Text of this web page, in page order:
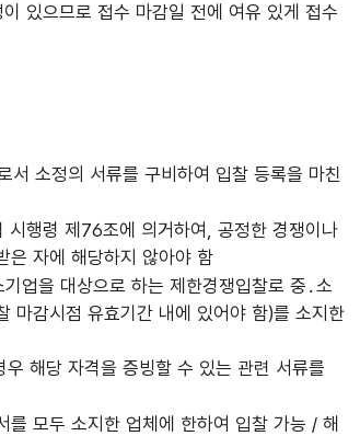
있으므로 접수 마감일 전에 여유 있게 접수
서 소정의 서류를 구비하여 입찰 등록을 마친
시행령 제76조에 의거하여, 공정한 경쟁이나
은 자에 해당하지 않아야 함
기업을 대상으로 하는 제한경쟁입찰로 중․소
마감시점 유효기간 내에 있어야 함)를 소지한
해당 자격을 증빙할 수 있는 관련 서류를
모두 소지한 업체에 한하여 입찰 가능 / 해